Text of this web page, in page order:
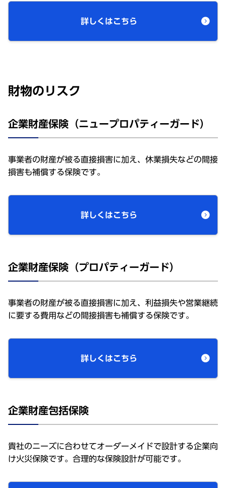
詳しくはこちら
財物のリスク
企業財産保険（ニュープロパティーガード）
事業者の財産が被る直接損害に加え、休業損失などの間接
損害も補償する保険です。
詳しくはこちら
企業財産保険（プロパティーガード）
事業者の財産が被る直接損害に加え、利益損失や営業継続
に要する費用などの間接損害も補償する保険です。
詳しくはこちら
企業財産包括保険
貴社のニーズに合わせてオーダーメイドで設計する企業向
け火災保険です。合理的な保険設計が可能です。